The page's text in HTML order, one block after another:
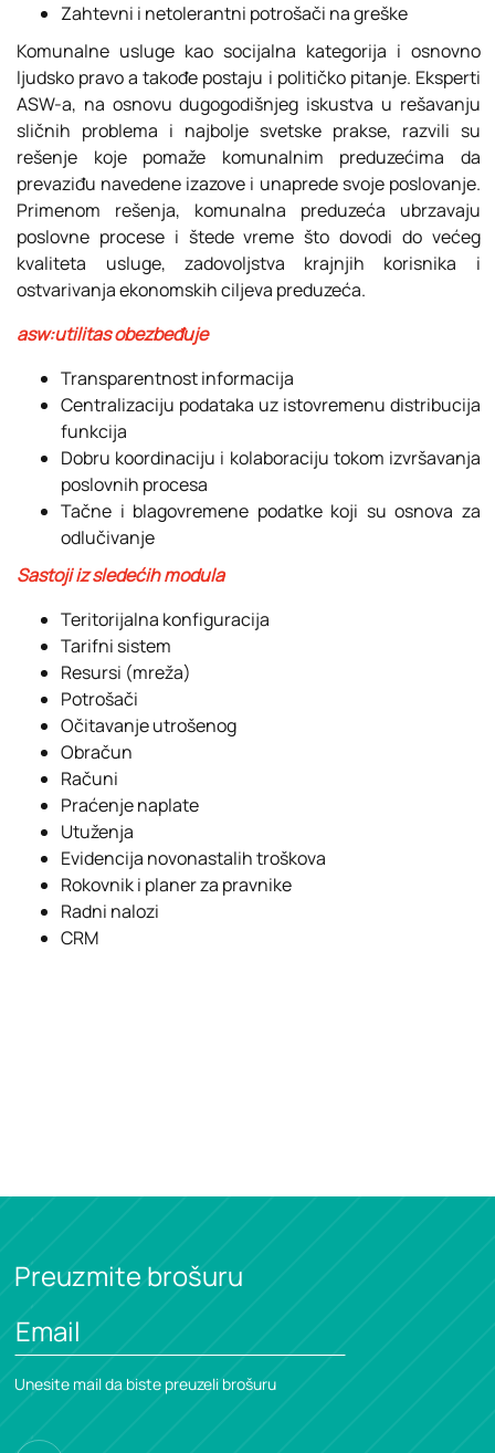
Zahtevni i netolerantni potrošači na greške
Komunalne usluge kao socijalna kategorija i osnovno
ljudsko pravo a takođe postaju i političko pitanje. Eksperti
ASW-a, na osnovu dugogodišnjeg iskustva u rešavanju
sličnih problema i najbolje svetske prakse, razvili su
rešenje koje pomaže komunalnim preduzećima da
prevaziđu navedene izazove i unaprede svoje poslovanje.
Primenom rešenja, komunalna preduzeća ubrzavaju
poslovne procese i štede vreme što dovodi do većeg
kvaliteta usluge, zadovoljstva krajnjih korisnika i
ostvarivanja ekonomskih ciljeva preduzeća.
asw:utilitas obezbeđuje
Transparentnost informacija
Centralizaciju podataka uz istovremenu distribucija
funkcija
Dobru koordinaciju i kolaboraciju tokom izvršavanja
poslovnih procesa
Tačne i blagovremene podatke koji su osnova za
odlučivanje
Sastoji iz sledećih modula
Teritorijalna konfiguracija
Tarifni sistem
Resursi (mreža)
Potrošači
Očitavanje utrošenog
Obračun
Računi
Praćenje naplate
Utuženja
Evidencija novonastalih troškova
Rokovnik i planer za pravnike
Radni nalozi
CRM
Preuzmite brošuru
Unesite mail da biste preuzeli brošuru